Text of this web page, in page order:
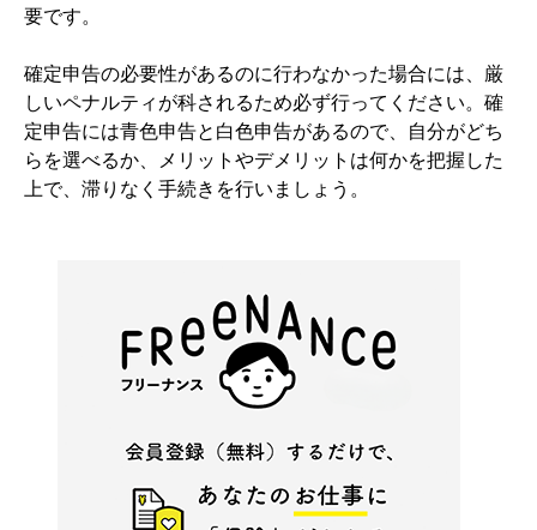
要です。
確定申告の必要性があるのに行わなかった場合には、厳
しいペナルティが科されるため必ず行ってください。確
定申告には青色申告と白色申告があるので、自分がどち
らを選べるか、メリットやデメリットは何かを把握した
上で、滞りなく手続きを行いましょう。